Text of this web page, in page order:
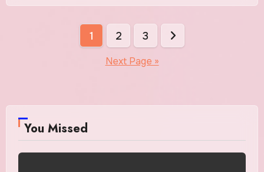
1 2 3
Next Page »
You Missed